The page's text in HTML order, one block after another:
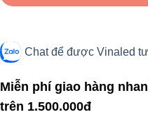
Chat để được Vinaled
Miễn phí giao hàng
trên 1.500.000đ